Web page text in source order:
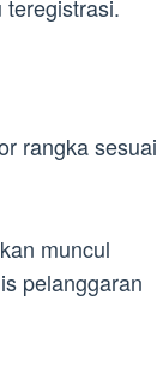
rangka sesuai
muncul
pelanggaran